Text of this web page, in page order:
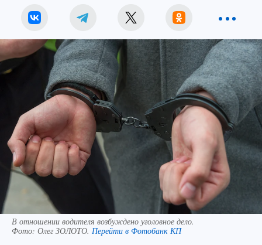
В отношении водителя возбуждено уголовное дело.
Фото: Олег ЗОЛОТО. Перейти в Фотобанк КП